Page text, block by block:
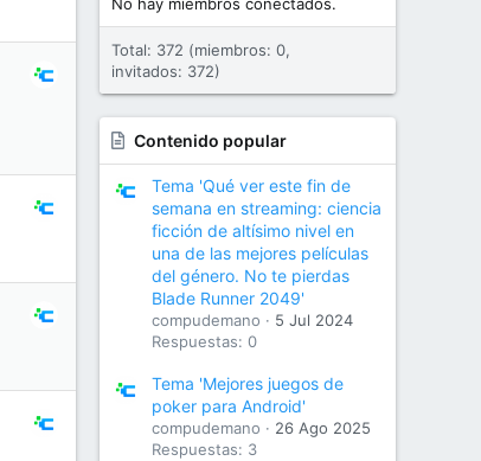
No hay miembros conectados.
Total: 372 (miembros: 0,
invitados: 372)
Contenido popular
Tema 'Qué ver este fin de
semana en streaming: ciencia
ficción de altísimo nivel en
una de las mejores películas
del género. No te pierdas
Blade Runner 2049'
compudemano
5 Jul 2024
Respuestas: 0
Tema 'Mejores juegos de
poker para Android'
compudemano
26 Ago 2025
Respuestas: 3